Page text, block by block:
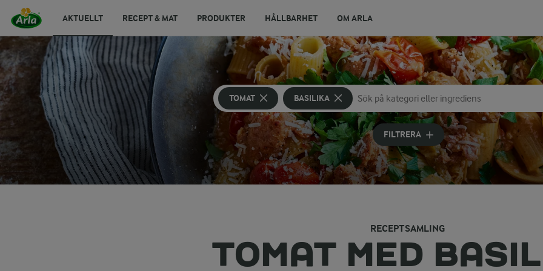
AKTUELLT RECEPT & MAT PRODUKTER HÅLLBARHET OM ARLA
TOMAT BASILIKA
Sök på kategori eller ingrediens
Skriv in sökord för att få förslag
FILTRERA
RECEPTSAMLING
TOMAT MED